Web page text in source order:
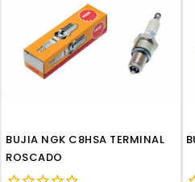
BUJIA NGK C8HSA TERMINAL
ROSCADO